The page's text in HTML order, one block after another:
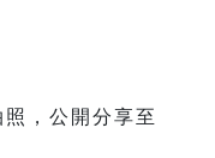
，公開分享至